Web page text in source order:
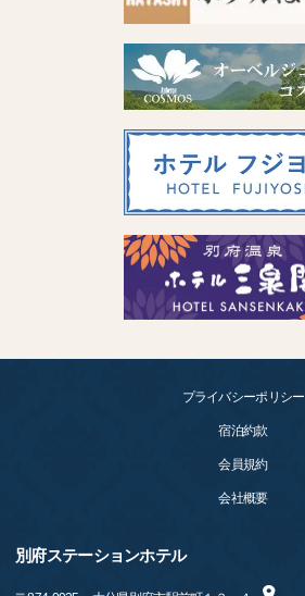
プライバシーポリシー
宿泊約款
会員規約
会社概要
別府ステーションホテル